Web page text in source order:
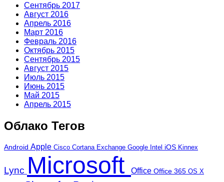
Сентябрь 2017
Август 2016
Апрель 2016
Март 2016
Февраль 2016
Октябрь 2015
Сентябрь 2015
Август 2015
Июль 2015
Июнь 2015
Май 2015
Апрель 2015
Облако Тегов
Android Apple Cisco Cortana Exchange Google Intel iOS Kinnex
Lync Microsoft Office Office 365 OS X